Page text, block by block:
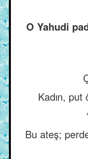
O Yahudi
Kadın,
Bu ateş;